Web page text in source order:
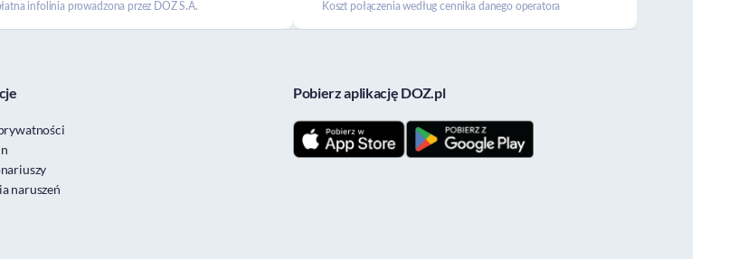
infolinia prowadzona przez DOZ S.A. Koszt połączenia według cennika danego operatora
naruszeń
Pobierz aplikację DOZ.pl